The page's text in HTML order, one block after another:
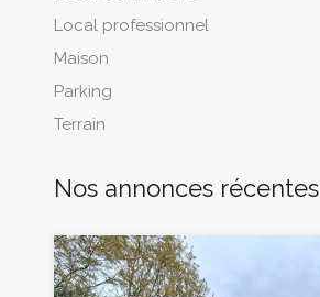
Local professionnel
Maison
Parking
Terrain
Nos annonces récentes